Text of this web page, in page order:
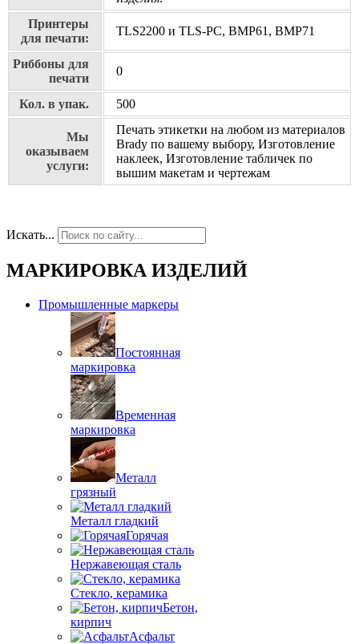
Принтеры
для печати:
TLS2200 и TLS-PC, BMP61, BMP71
Риббоны для
печати
0
Кол. в упак. 500
Мы
оказываем
услуги:
Печать этикетки на любом из материалов
Brady по вашему выбору, Изготовление
наклеек, Изготовление табличек по
вышим макетам и чертежам
Искать...
МАРКИРОВКА ИЗДЕЛИЙ
Промышленные маркеры
Постоянная
маркировка
Временная
маркировка
Металл
грязный
Металл гладкий
Горячая
Нержавеющая сталь
Стекло, керамика
Бетон,
кирпич
Асфальт